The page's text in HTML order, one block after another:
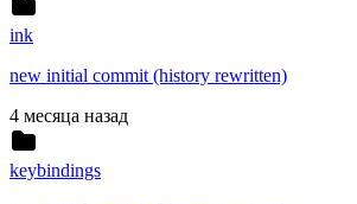
ink
new initial commit (history rewritten)
4 месяца назад
keybindings